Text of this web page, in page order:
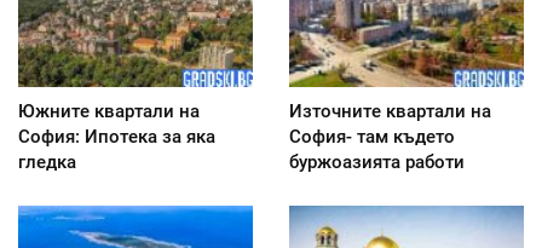
Южните квартали на
София: Ипотека за яка
гледка
Източните квартали на
София- там където
буржоазията работи